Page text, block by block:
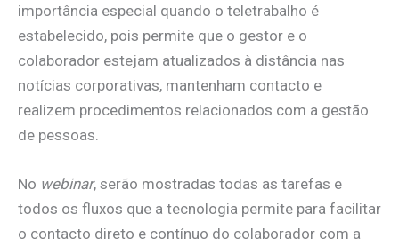
importância especial quando o teletrabalho é
estabelecido, pois permite que o gestor e o
colaborador estejam atualizados à distância nas
notícias corporativas, mantenham contacto e
realizem procedimentos relacionados com a gestão
de pessoas.
No webinar, serão mostradas todas as tarefas e
todos os fluxos que a tecnologia permite para facilitar
o contacto direto e contínuo do colaborador com a